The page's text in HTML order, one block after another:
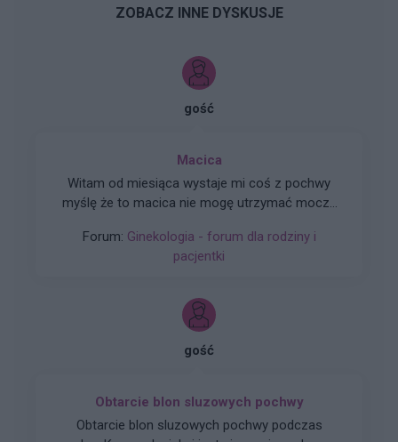
ZOBACZ INNE DYSKUSJE
gość
Macica
Witam od miesiąca wystaje mi coś z pochwy
myślę że to macica nie mogę utrzymać moczu
Forum: Ginekologia - forum dla rodziny i
pacjentki
gość
Obtarcie blon sluzowych pochwy
Obtarcie blon sluzowych pochwy podczas